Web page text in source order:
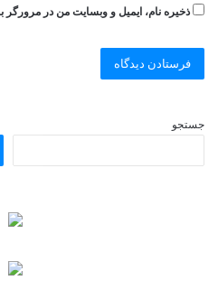
ذخیره نام، ایمیل و وبسایت من در مرورگر
جستجو